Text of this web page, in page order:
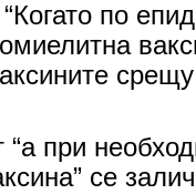
по
“а при
се